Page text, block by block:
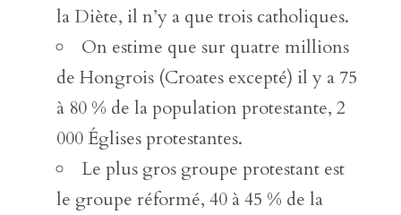
la Diète, il n’y a que trois catholiques.
On estime que sur quatre millions
de Hongrois (Croates excepté) il y a 75
à 80 % de la population protestante, 2
000 Églises protestantes.
Le plus gros groupe protestant est
le groupe réformé, 40 à 45 % de la